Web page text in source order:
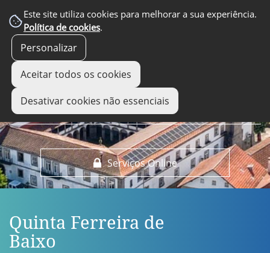
Este site utiliza cookies para melhorar a sua experiência.
Política de cookies.
Personalizar
Aceitar todos os cookies
Desativar cookies não essenciais
Serviços Online
EM DESTAQUE
Quinta Ferreira de
Baixo